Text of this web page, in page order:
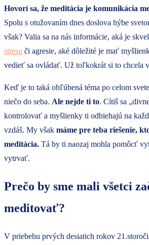
Hovorí sa, že meditácia je komunikácia
Spolu s otužovaním dnes doslova hýbe
však? Valia sa na nás informácie, aká je
stresu či agresie, aké dôležité je mať
vedieť sa ovládať. Už toľkokrát si to chcela
Keď je to taká obľúbená téma po celom
niečo do seba. Ale nejde ti to. Cítiš sa
kontrolovať a myšlienky ti odbiehajú na
vzdáš. My však máme pre teba riešenie,
meditácia. Tá by ti naozaj mohla pomôcť
vytrvať.
Prečo by sme mali všetci
meditovať?
V priebehu prvých desiatich rokov